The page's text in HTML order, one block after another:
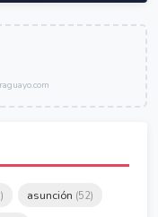
asunción (52)